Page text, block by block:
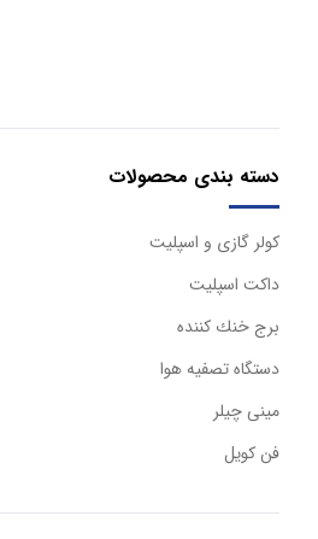
دسته بندی محصولات
كولر گازی و اسپليت
داكت اسپليت
برج خنك كننده
دستگاه تصفيه هوا
مینی چیلر
فن کویل